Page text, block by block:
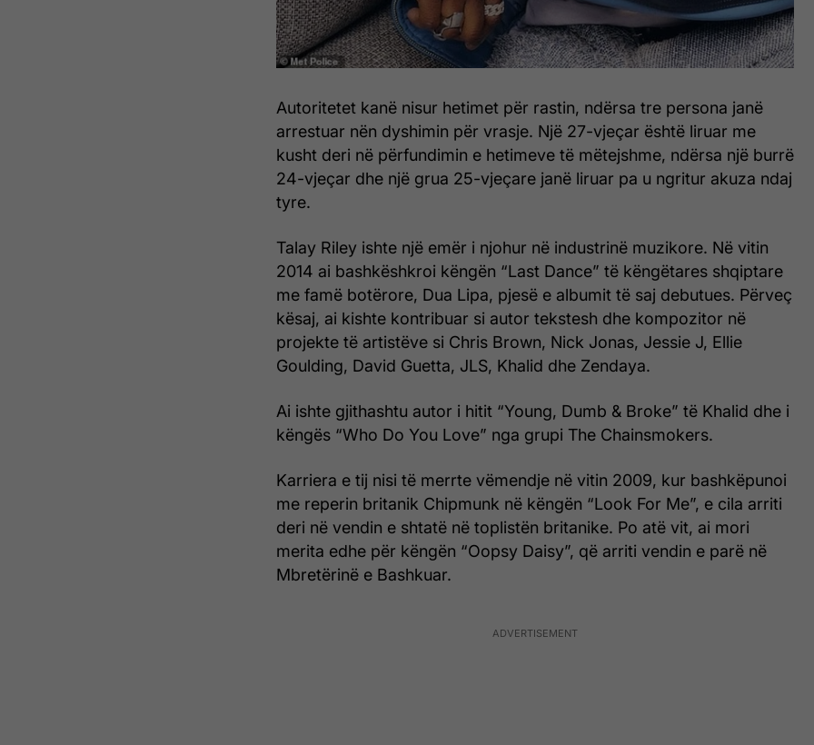
Autoritetet kanë nisur hetimet për rastin, ndërsa tre persona janë
arrestuar nën dyshimin për vrasje. Një 27-vjeçar është liruar me
kusht deri në përfundimin e hetimeve të mëtejshme, ndërsa një burrë
24-vjeçar dhe një grua 25-vjeçare janë liruar pa u ngritur akuza ndaj
tyre.
Talay Riley ishte një emër i njohur në industrinë muzikore. Në vitin
2014 ai bashkëshkroi këngën “Last Dance” të këngëtares shqiptare
me famë botërore, Dua Lipa, pjesë e albumit të saj debutues. Përveç
kësaj, ai kishte kontribuar si autor tekstesh dhe kompozitor në
projekte të artistëve si Chris Brown, Nick Jonas, Jessie J, Ellie
Goulding, David Guetta, JLS, Khalid dhe Zendaya.
Ai ishte gjithashtu autor i hitit “Young, Dumb & Broke” të Khalid dhe i
këngës “Who Do You Love” nga grupi The Chainsmokers.
Karriera e tij nisi të merrte vëmendje në vitin 2009, kur bashkëpunoi
me reperin britanik Chipmunk në këngën “Look For Me”, e cila arriti
deri në vendin e shtatë në toplistën britanike. Po atë vit, ai mori
merita edhe për këngën “Oopsy Daisy”, që arriti vendin e parë në
Mbretërinë e Bashkuar.